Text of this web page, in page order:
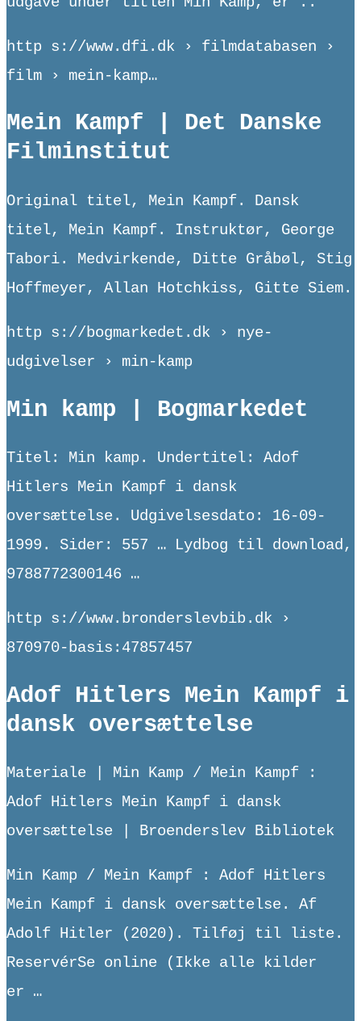
http s://www.dfi.dk › filmdatabasen ›
film › mein-kamp…
Mein Kampf | Det Danske
Filminstitut
Original titel, Mein Kampf. Dansk
titel, Mein Kampf. Instruktør, George
Tabori. Medvirkende, Ditte Gråbøl, Stig
Hoffmeyer, Allan Hotchkiss, Gitte Siem.
http s://bogmarkedet.dk › nye-
udgivelser › min-kamp
Min kamp | Bogmarkedet
Titel: Min kamp. Undertitel: Adof
Hitlers Mein Kampf i dansk
oversættelse. Udgivelsesdato: 16-09-
1999. Sider: 557 … Lydbog til download,
9788772300146 …
http s://www.bronderslevbib.dk ›
870970-basis:47857457
Adof Hitlers Mein Kampf i
dansk oversættelse
Materiale | Min Kamp / Mein Kampf :
Adof Hitlers Mein Kampf i dansk
oversættelse | Broenderslev Bibliotek
Min Kamp / Mein Kampf : Adof Hitlers
Mein Kampf i dansk oversættelse. Af
Adolf Hitler (2020). Tilføj til liste.
ReservérSe online (Ikke alle kilder
er …